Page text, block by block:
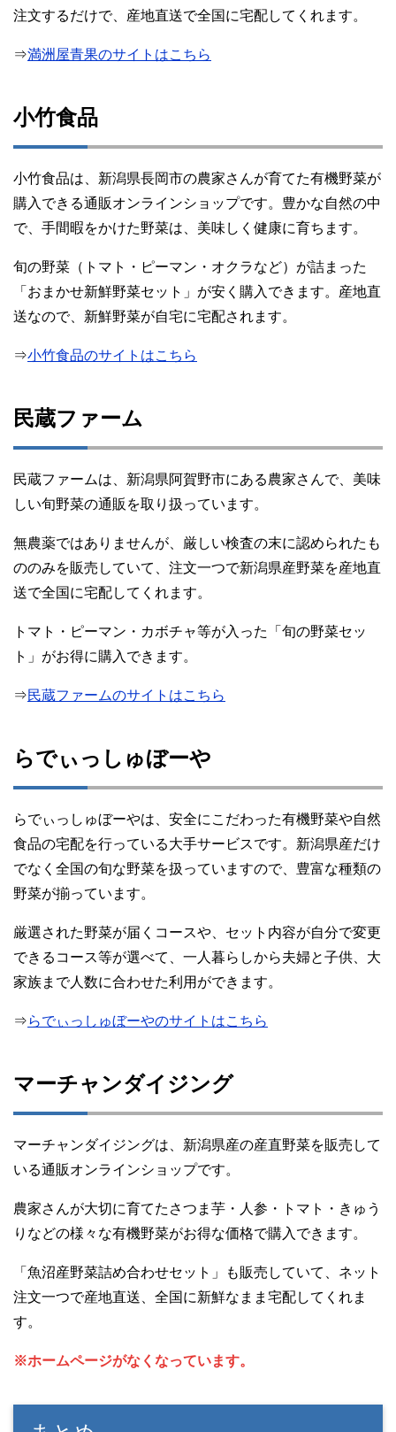
注文するだけで、産地直送で全国に宅配してくれます。
⇒満洲屋青果のサイトはこちら
小竹食品
小竹食品は、新潟県長岡市の農家さんが育てた有機野菜が
購入できる通販オンラインショップです。豊かな自然の中
で、手間暇をかけた野菜は、美味しく健康に育ちます。
旬の野菜（トマト・ピーマン・オクラなど）が詰まった
「おまかせ新鮮野菜セット」が安く購入できます。産地直
送なので、新鮮野菜が自宅に宅配されます。
⇒小竹食品のサイトはこちら
民蔵ファーム
民蔵ファームは、新潟県阿賀野市にある農家さんで、美味
しい旬野菜の通販を取り扱っています。
無農薬ではありませんが、厳しい検査の末に認められたも
ののみを販売していて、注文一つで新潟県産野菜を産地直
送で全国に宅配してくれます。
トマト・ピーマン・カボチャ等が入った「旬の野菜セッ
ト」がお得に購入できます。
⇒民蔵ファームのサイトはこちら
らでぃっしゅぼーや
らでぃっしゅぼーやは、安全にこだわった有機野菜や自然
食品の宅配を行っている大手サービスです。新潟県産だけ
でなく全国の旬な野菜を扱っていますので、豊富な種類の
野菜が揃っています。
厳選された野菜が届くコースや、セット内容が自分で変更
できるコース等が選べて、一人暮らしから夫婦と子供、大
家族まで人数に合わせた利用ができます。
⇒らでぃっしゅぼーやのサイトはこちら
マーチャンダイジング
マーチャンダイジングは、新潟県産の産直野菜を販売して
いる通販オンラインショップです。
農家さんが大切に育てたさつま芋・人参・トマト・きゅう
りなどの様々な有機野菜がお得な価格で購入できます。
「魚沼産野菜詰め合わせセット」も販売していて、ネット
注文一つで産地直送、全国に新鮮なまま宅配してくれま
す。
※ホームページがなくなっています。